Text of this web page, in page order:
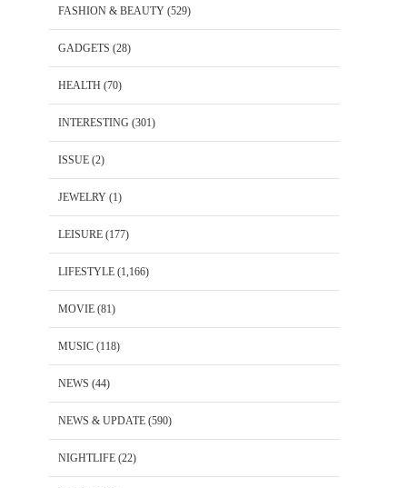
FASHION & BEAUTY (529)
GADGETS (28)
HEALTH (70)
INTERESTING (301)
ISSUE (2)
JEWELRY (1)
LEISURE (177)
LIFESTYLE (1,166)
MOVIE (81)
MUSIC (118)
NEWS (44)
NEWS & UPDATE (590)
NIGHTLIFE (22)